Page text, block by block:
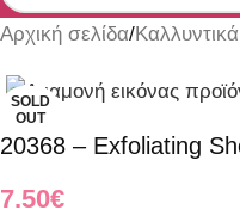
Αρχική σελίδα/Καλλυντικά
SOLD
OUT
20368 – Exfoliating
7.50€